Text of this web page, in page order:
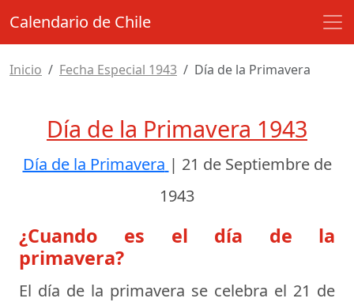
Calendario de Chile
Inicio Fecha Especial 1943 Día de la Primavera
Día de la Primavera 1943
Día de la Primavera | 21 de Septiembre de
1943
¿Cuando es el día de la
primavera?
El día de la primavera se celebra el 21 de